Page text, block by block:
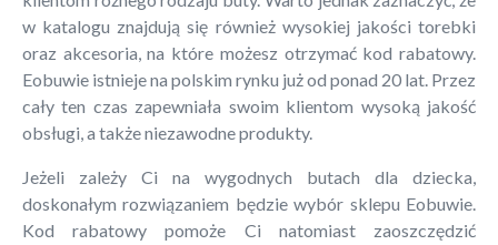
w katalogu znajdują się również wysokiej jakości torebki
oraz akcesoria, na które możesz otrzymać kod rabatowy.
Eobuwie istnieje na polskim rynku już od ponad 20 lat. Przez
cały ten czas zapewniała swoim klientom wysoką jakość
obsługi, a także niezawodne produkty.
Jeżeli zależy Ci na wygodnych butach dla dziecka,
doskonałym rozwiązaniem będzie wybór sklepu Eobuwie.
Kod rabatowy pomoże Ci natomiast zaoszczędzić